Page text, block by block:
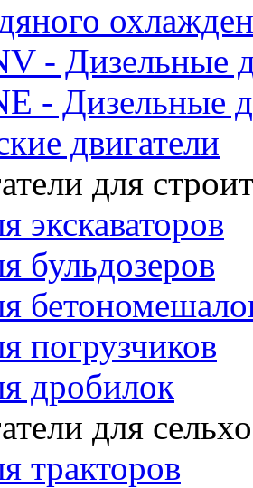
- Дизельные
- Дизельные
двигатели
для
экскаваторов
бульдозеров
погрузчиков
дробилок
для
тракторов